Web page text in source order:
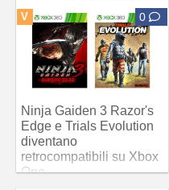
V 0
Ninja Gaiden 3 Razor's
Edge e Trials Evolution
diventano
retrocompatibili su Xbox
One